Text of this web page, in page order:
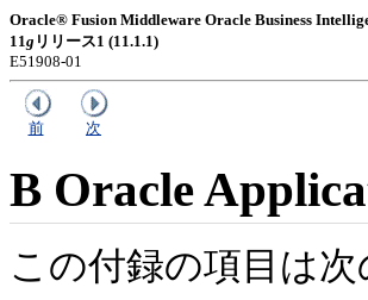
Oracle® Fusion Middleware Oracle Business
11g リリース1 (11.1.1)
E51908-01
前 次
B Oracle
この付録の項目は